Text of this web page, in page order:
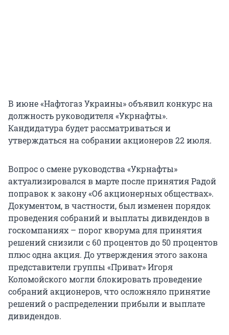
В июне «Нафтогаз Украины» объявил конкурс на
должность руководителя «Укрнафты».
Кандидатура будет рассматриваться и
утверждаться на собрании акционеров 22 июля.
Вопрос о смене руководства «Укрнафты»
актуализировался в марте после принятия Радой
поправок к закону «Об акционерных обществах».
Документом, в частности, был изменен порядок
проведения собраний и выплаты дивидендов в
госкомпаниях – порог кворума для принятия
решений снизили с 60 процентов до 50 процентов
плюс одна акция. До утверждения этого закона
представители группы «Приват» Игоря
Коломойского могли блокировать проведение
собраний акционеров, что осложняло принятие
решений о распределении прибыли и выплате
дивидендов.